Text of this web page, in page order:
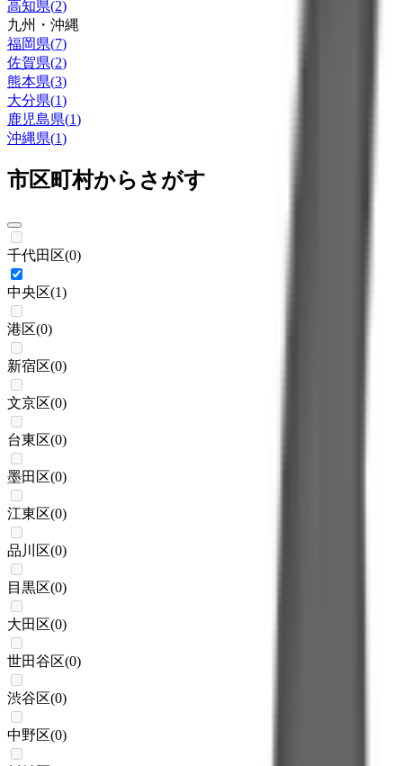
高知県(2)
九州・沖縄
福岡県(7)
佐賀県(2)
熊本県(3)
大分県(1)
鹿児島県(1)
沖縄県(1)
市区町村からさがす
千代田区(0)
中央区(1)
港区(0)
新宿区(0)
文京区(0)
台東区(0)
墨田区(0)
江東区(0)
品川区(0)
目黒区(0)
大田区(0)
世田谷区(0)
渋谷区(0)
中野区(0)